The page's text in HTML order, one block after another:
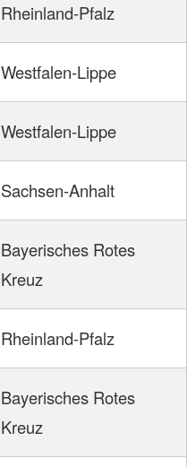
Rheinland-Pfalz
Westfalen-Lippe
Westfalen-Lippe
Sachsen-Anhalt
Bayerisches Rotes
Kreuz
Rheinland-Pfalz
Bayerisches Rotes
Kreuz